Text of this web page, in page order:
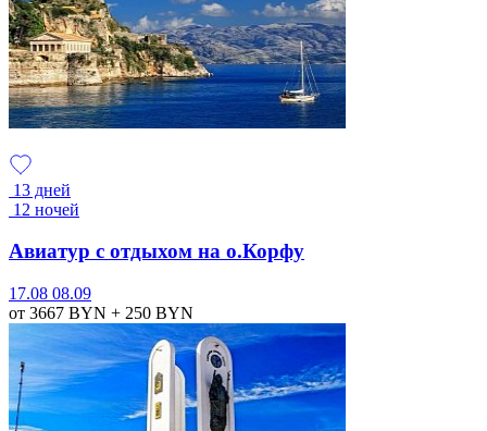
13 дней
12 ночей
Авиатур с отдыхом на о.Корфу
17.08 08.09
от 3667 BYN + 250 BYN